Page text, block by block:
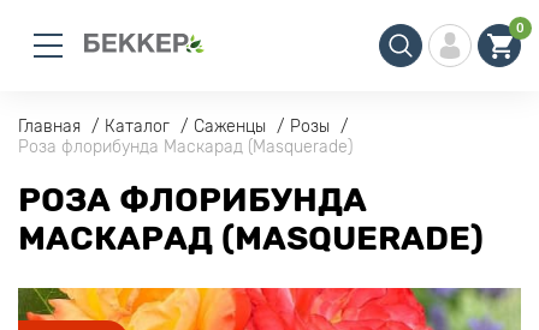
0
Главная Каталог Саженцы
Розы
Роза флорибунда Маскарад (Masquerade)
РОЗА ФЛОРИБУНДА
МАСКАРАД (MASQUERADE)